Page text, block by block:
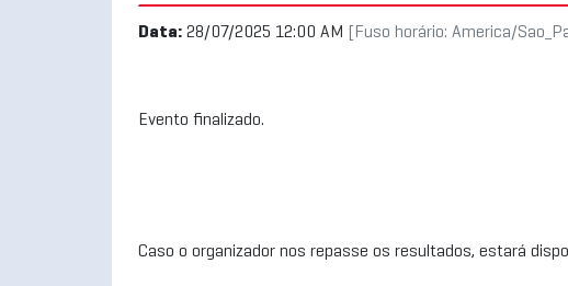
Data: 28/07/2025 12:00 AM [Fuso horário: America/
Evento finalizado.
Caso o organizador nos repasse os resultados, estará